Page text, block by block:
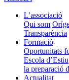
L’associació
Qui som
Transparència
Formació
Oportunitats
Escola d’Estiu
la preparació
Actualitat